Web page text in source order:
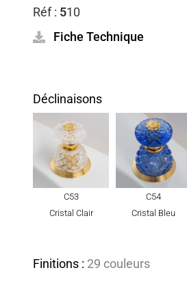
Réf : 510
Fiche Technique
Déclinaisons
C53
Cristal Clair
C54
Cristal Bleu
Finitions : 29 couleurs